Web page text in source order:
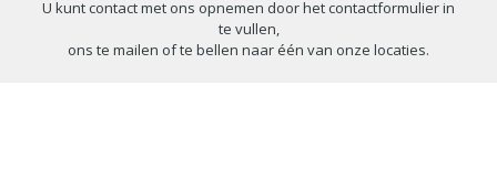
U kunt contact met ons opnemen door het contactformulier in
te vullen,
ons te mailen of te bellen naar één van onze locaties.